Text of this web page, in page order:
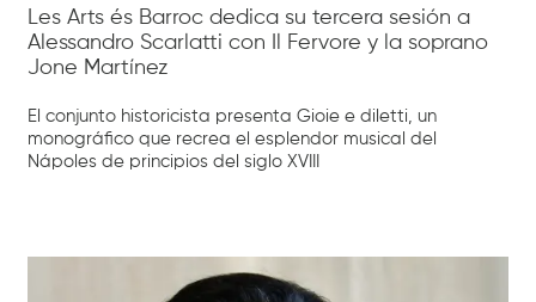
Les Arts és Barroc dedica su tercera sesión a
Alessandro Scarlatti con Il Fervore y la soprano
Jone Martínez
El conjunto historicista presenta Gioie e diletti, un
monográfico que recrea el esplendor musical del
Nápoles de principios del siglo XVIII